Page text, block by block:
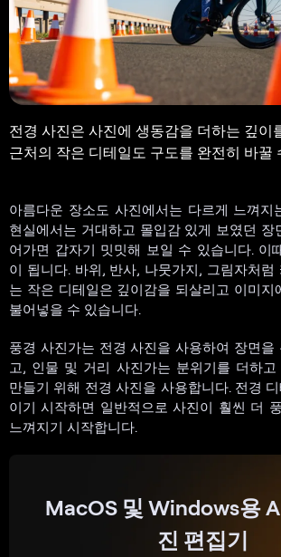
전경 사진은 사진에 생동감을 더하는 깊이
근처의 작은 디테일도 구도를 완전히 바꿀
아름다운 장소도 사진에서는 다르게 느껴지
현실에서는 거대하고 몰입감 있게 보였던 장
어가면 갑자기 밋밋해 보일 수 있습니다. 이
이 됩니다. 바위, 반사, 나뭇가지, 그림자처럼
는 작은 디테일은 깊이감을 되살리고 이미지
불어넣을 수 있습니다.
풍경 사진가는 전경 사진을 사용하여 장면을
고, 인물 및 거리 사진가는 분위기를 더하고
만들기 위해 전경 사진을 사용합니다. 전경
이기 시작하면 일반적으로 사진이 훨씬 더
느껴지기 시작합니다.
MacOS 및 Windows용
진 편집기